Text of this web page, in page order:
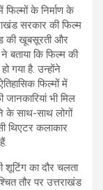
के निर्माण के
सरकार की फिल्म
की खूबसूरती और
कि फिल्म की
गया है. उन्होंने
फिल्मों में
भी मिल
के साथ-साथ लोगों
थिएटर कलाकार
शूटिंग का दौर चलता
तौर पर उत्तराखंड